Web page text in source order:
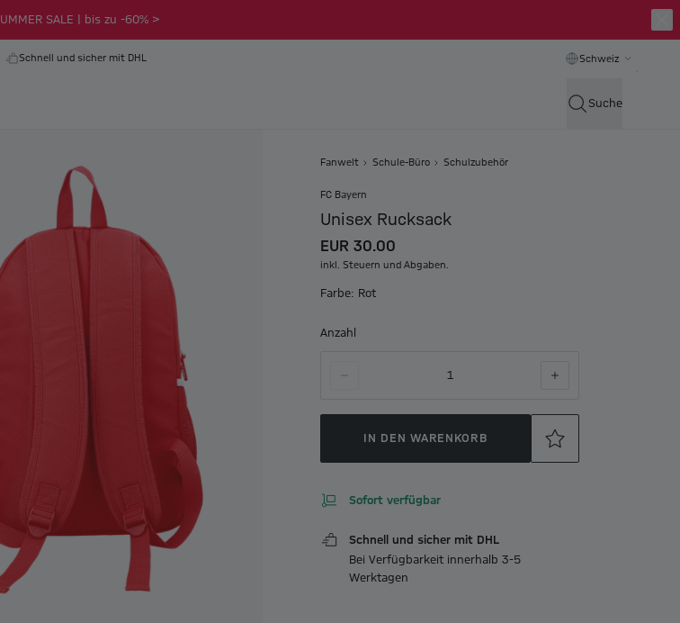
SALE | bis zu -60% >
Schnell und sicher mit DHL Schweiz
Suche
Fanwelt Schule-Büro Schulzubehör
FC Bayern
Unisex Rucksack
EUR 30.00
inkl. Steuern und Abgaben.
Farbe: Rot
Anzahl
1
IN DEN WARENKORB
Sofort verfügbar
Schnell und sicher mit DHL
Bei Verfügbarkeit innerhalb 3-5
Werktagen